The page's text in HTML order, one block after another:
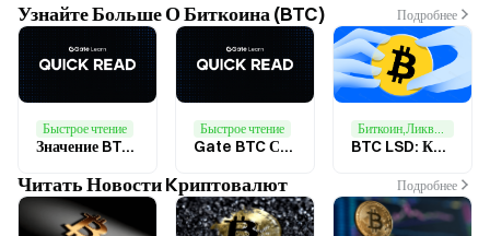
Узнайте Больше О Биткоина (BTC) Подробнее
Быстрое чтение
Значение BTC в текстах: подлинная роль BTC в индустрии криптовалют
Быстрое чтение
Gate BTC Стейкинг: Стейкайте BTC и зарабатывайте ежедневные ончейн вознаграждения
Биткоин,Ликвидный стейкинг
BTC LSD: Как это может увеличить вознаграждения за стейкинг BTC для большего числа пользователей?
Читать Новости Kриптовалют Подробнее